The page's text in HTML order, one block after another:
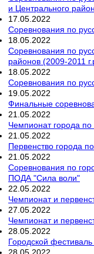
и Центрального
17 05 2022
Соревнования по
18 05 2022
Соревнования по
районов (2009-2011
18 05 2022
Соревнования по
19 05 2022
Финальные
21 05 2022
Чемпионат города по
21 05 2022
Первенство города
21 05 2022
Соревнования по
ПОДА "Сила воли"
22 05 2022
Чемпионат и
27 05 2022
Чемпионат и
28 05 2022
Городской
28 05 2022